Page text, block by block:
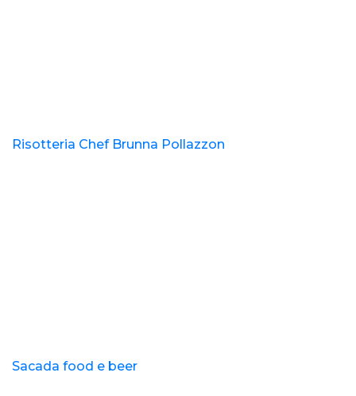
Risotteria Chef Brunna Pollazzon
Sacada food e beer